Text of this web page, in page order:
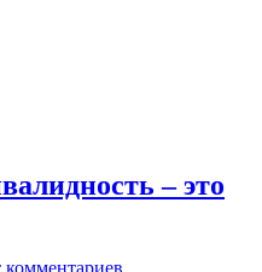
– это
комментариев